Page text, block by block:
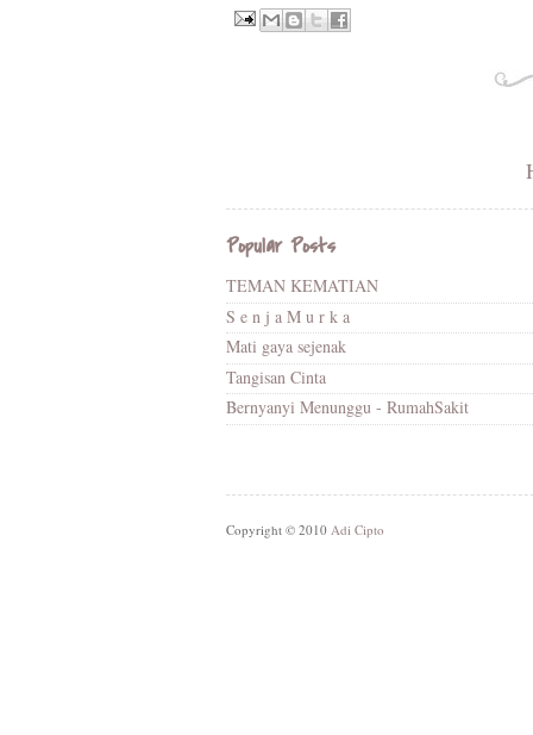
Popular Posts
TEMAN KEMATIAN
S e n j a M u r k a
Mati gaya sejenak
Tangisan Cinta
Bernyanyi Menunggu - RumahSakit
Copyright © 2010 Adi Cipto